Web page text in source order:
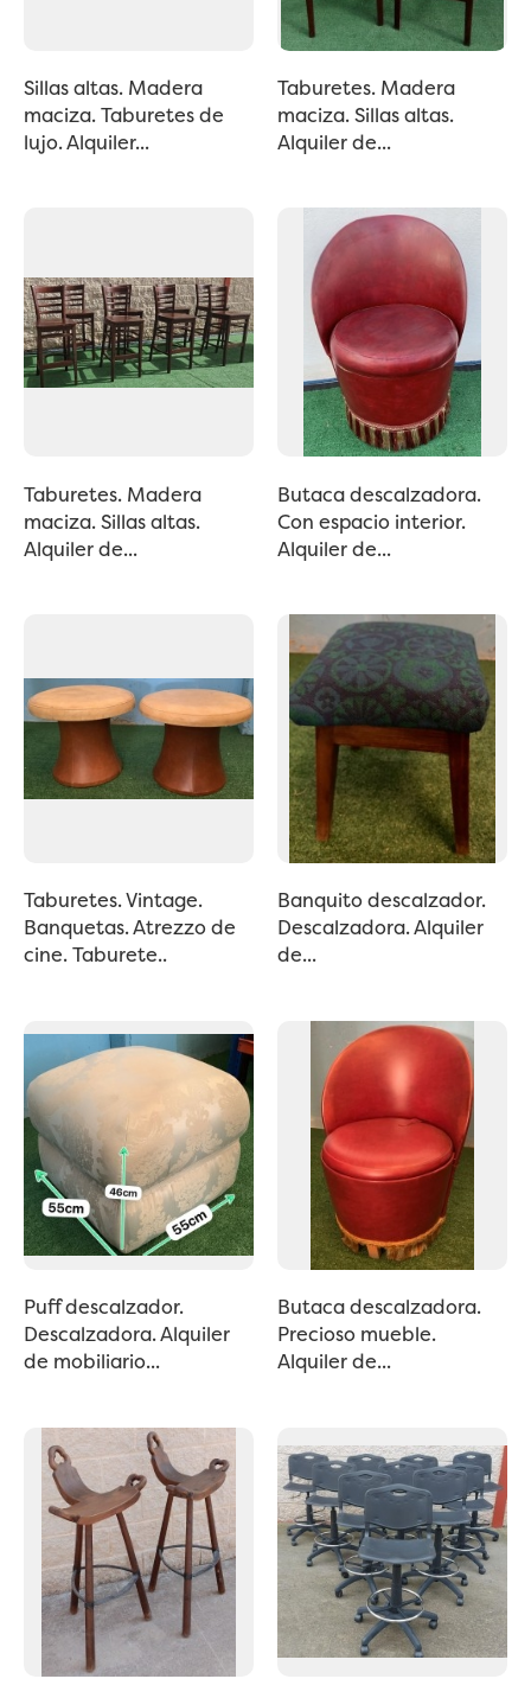
Sillas altas. Madera
maciza. Taburetes de
lujo. Alquiler...
Taburetes. Madera
maciza. Sillas altas.
Alquiler de...
Taburetes. Madera
maciza. Sillas altas.
Alquiler de...
Butaca descalzadora.
Con espacio interior.
Alquiler de...
Taburetes. Vintage.
Banquetas. Atrezzo de
cine. Taburete..
Banquito descalzador.
Descalzadora. Alquiler
de...
Puff descalzador.
Descalzadora. Alquiler
de mobiliario...
Butaca descalzadora.
Precioso mueble.
Alquiler de...